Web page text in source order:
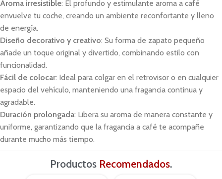
Aroma irresistible: El profundo y estimulante aroma a café
envuelve tu coche, creando un ambiente reconfortante y lleno
de energía.
Diseño decorativo y creativo: Su forma de zapato pequeño
añade un toque original y divertido, combinando estilo con
funcionalidad.
Fácil de colocar: Ideal para colgar en el retrovisor o en cualquier
espacio del vehículo, manteniendo una fragancia continua y
agradable.
Duración prolongada: Libera su aroma de manera constante y
uniforme, garantizando que la fragancia a café te acompañe
durante mucho más tiempo.
Productos Recomendados.